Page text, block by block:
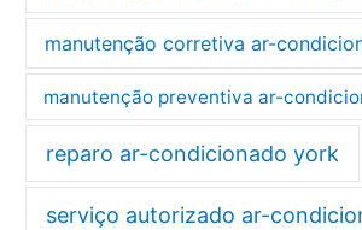
manutenção corretiva ar-
manutenção preventiva ar-
reparo ar-condicionado york
serviço autorizado ar-